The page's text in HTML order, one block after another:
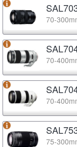
70-
70-
70-
75-